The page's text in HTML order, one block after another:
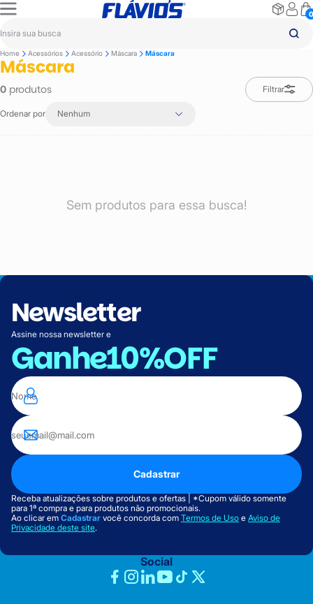
0
Home Acessórios Acessório Máscara Máscara
Máscara
0produtos Filtrar
Ordenar por Nenhum
Sem produtos para essa busca!
Newsletter
Assine nossa newsletter e
Ganhe10%OFF
Cadastrar
Receba atualizações sobre produtos e ofertas | *Cupom válido somente
para 1ª compra e para produtos não promocionais.
Ao clicar em Cadastrar você concorda com Termos de Uso e Aviso de
Privacidade deste site.
Social